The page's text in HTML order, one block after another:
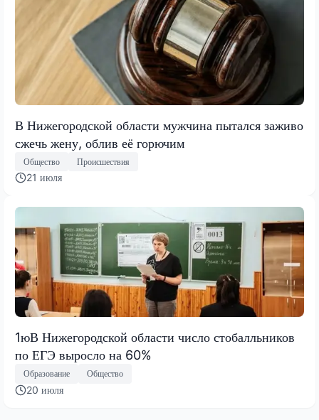
В Нижегородской области мужчина пытался заживо
сжечь жену, облив её горючим
Общество Происшествия
21 июля
1юВ Нижегородской области число стобалльников
по ЕГЭ выросло на 60%
Образование Общество
20 июля